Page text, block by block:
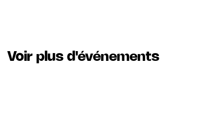
Voir plus d'événements